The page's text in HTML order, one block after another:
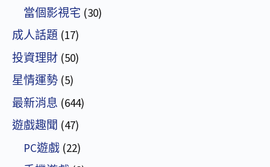
當個影視宅 (30)
成人話題 (17)
投資理財 (50)
星情運勢 (5)
最新消息 (644)
遊戲趣聞 (47)
PC遊戲 (22)